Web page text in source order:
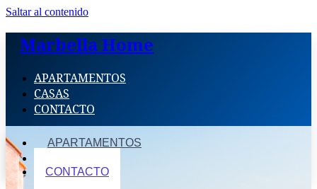
Saltar al contenido
Marbella Home
APARTAMENTOS
CASAS
CONTACTO
APARTAMENTOS
CONTACTO